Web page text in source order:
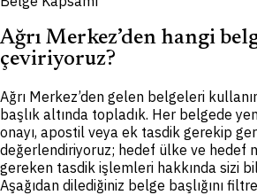
Ağrı Merkez’den hangi
çeviriyoruz?
Ağrı Merkez’den gelen belgeleri
başlık altında topladık. Her belgede
onayı, apostil veya ek tasdik gerekip
değerlendiriyoruz; hedef ülke ve hedef
gereken tasdik işlemleri hakkında sizi
Aşağıdan dilediğiniz belge başlığını